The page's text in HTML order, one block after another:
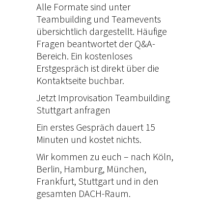
Alle Formate sind unter
Teambuilding und Teamevents
übersichtlich dargestellt. Häufige
Fragen beantwortet der Q&A-
Bereich. Ein kostenloses
Erstgespräch ist direkt über die
Kontaktseite buchbar.
Jetzt Improvisation Teambuilding
Stuttgart anfragen
Ein erstes Gespräch dauert 15
Minuten und kostet nichts.
Wir kommen zu euch – nach Köln,
Berlin, Hamburg, München,
Frankfurt, Stuttgart und in den
gesamten DACH-Raum.